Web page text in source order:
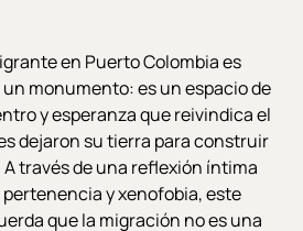
en Puerto Colombia es
monumento: es un espacio de
y esperanza que reivindica el
dejaron su tierra para construir
través de una reflexión íntima
y xenofobia, este
que la migración no es una